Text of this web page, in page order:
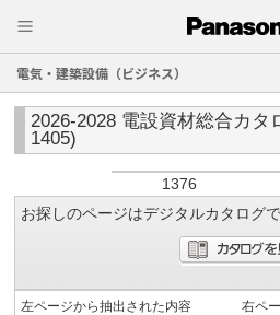
電気・建築設備（ビジネス）
2026-2028 電設資材総合カタ
1405)
1376
お探しのページはデジタルカタログ
左ページから抽出された内容
右ペ